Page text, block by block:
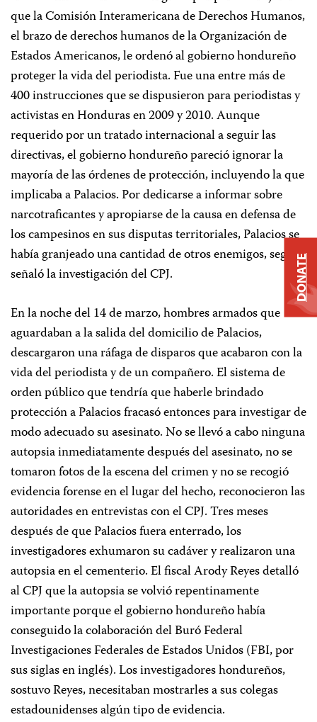
que la Comisión Interamericana de Derechos Humanos,
el brazo de derechos humanos de la Organización de
Estados Americanos, le ordenó al gobierno hondureño
proteger la vida del periodista. Fue una entre más de
400 instrucciones que se dispusieron para periodistas y
activistas en Honduras en 2009 y 2010. Aunque
requerido por un tratado internacional a seguir las
directivas, el gobierno hondureño pareció ignorar la
mayoría de las órdenes de protección, incluyendo la que
implicaba a Palacios. Por dedicarse a informar sobre
narcotraficantes y apropiarse de la causa en defensa de
los campesinos en sus disputas territoriales, Palacios se
había granjeado una cantidad de otros enemigos, según
señaló la investigación del CPJ.
En la noche del 14 de marzo, hombres armados que
aguardaban a la salida del domicilio de Palacios,
descargaron una ráfaga de disparos que acabaron con la
vida del periodista y de un compañero. El sistema de
orden público que tendría que haberle brindado
protección a Palacios fracasó entonces para investigar de
modo adecuado su asesinato. No se llevó a cabo ninguna
autopsia inmediatamente después del asesinato, no se
tomaron fotos de la escena del crimen y no se recogió
evidencia forense en el lugar del hecho, reconocieron las
autoridades en entrevistas con el CPJ. Tres meses
después de que Palacios fuera enterrado, los
investigadores exhumaron su cadáver y realizaron una
autopsia en el cementerio. El fiscal Arody Reyes detalló
al CPJ que la autopsia se volvió repentinamente
importante porque el gobierno hondureño había
conseguido la colaboración del Buró Federal
Investigaciones Federales de Estados Unidos (FBI, por
sus siglas en inglés). Los investigadores hondureños,
sostuvo Reyes, necesitaban mostrarles a sus colegas
estadounidenses algún tipo de evidencia.
DONATE